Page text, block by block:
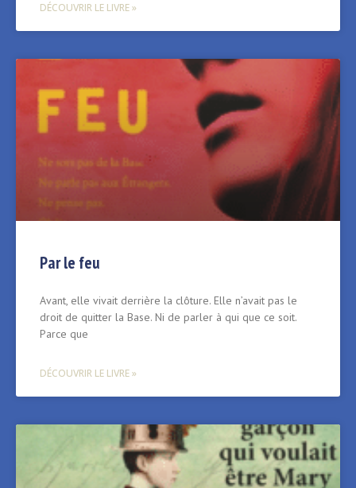
DÉCOUVRIR LE LIVRE »
Par le feu
Avant, elle vivait derrière la clôture. Elle n’avait pas le
droit de quitter la Base. Ni de parler à qui que ce soit.
Parce que
DÉCOUVRIR LE LIVRE »